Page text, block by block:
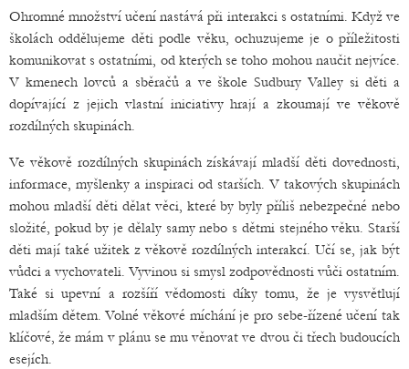
Ohromné množství učení nastává při interakci s ostatními. Když ve
školách oddělujeme děti podle věku, ochuzujeme je o příležitosti
komunikovat s ostatními, od kterých se toho mohou naučit nejvíce.
V kmenech lovců a sběračů a ve škole Sudbury Valley si děti a
dopívající z jejich vlastní iniciativy hrají a zkoumají ve věkově
rozdílných skupinách.
Ve věkově rozdílných skupinách získávají mladší děti dovednosti,
informace, myšlenky a inspiraci od starších. V takových skupinách
mohou mladší děti dělat věci, které by byly příliš nebezpečné nebo
složité, pokud by je dělaly samy nebo s dětmi stejného věku. Starší
děti mají také užitek z věkově rozdílných interakcí. Učí se, jak být
vůdci a vychovateli. Vyvinou si smysl zodpovědnosti vůči ostatním.
Také si upevní a rozšíří vědomosti díky tomu, že je vysvětlují
mladším dětem. Volné věkové míchání je pro sebe-řízené učení tak
klíčové, že mám v plánu se mu věnovat ve dvou či třech budoucích
esejích.